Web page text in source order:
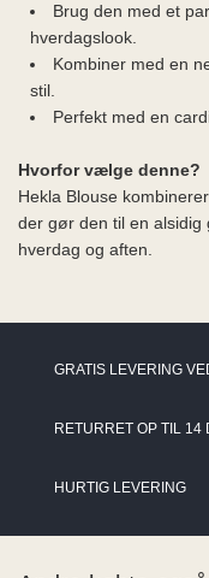
Brug den med et
hverdagslook.
Kombiner med en
stil.
Perfekt med en
Hvorfor vælge denne?
Hekla Blouse
der gør den til en alsidig
hverdag og aften.
GRATIS LEVERING
RETURRET OP TIL 14
HURTIG LEVERING